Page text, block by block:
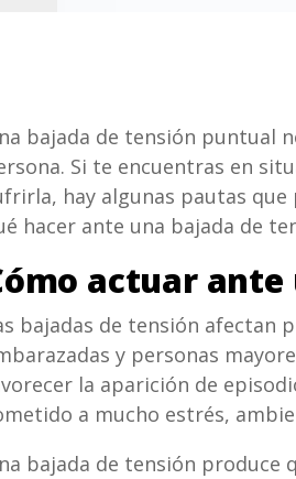
bajada de tensión puntual
Si te encuentras en
hay algunas pautas
hacer ante una bajada de
actuar
bajadas de tensión afectan
y personas
la aparición de
a mucho estrés,
bajada de tensión produce